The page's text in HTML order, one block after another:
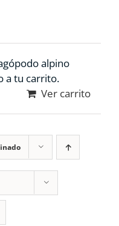
alpino
a tu carrito.
Ver carrito